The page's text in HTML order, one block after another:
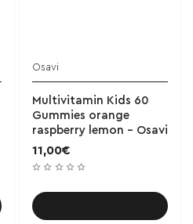
Osavi
Multivitamin Kids 60
Gummies orange
raspberry lemon - Osavi
11,00€